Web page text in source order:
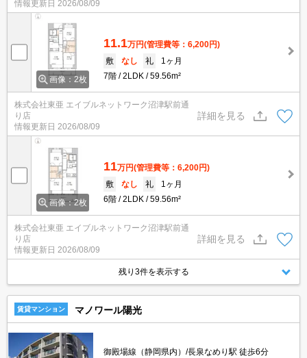
情報更新日 2026/08/09
画像：2枚
11.1万円(管理費等：6,200円)
敷
なし 礼
1ヶ月
7階
2LDK 59.56m²
株式会社東亜 エイブルネットワーク沼津駅前通
り店
情報更新日 2026/08/09
詳細を見る
画像：2枚
11万円(管理費等：6,200円)
敷
なし 礼
1ヶ月
6階
2LDK 59.56m²
株式会社東亜 エイブルネットワーク沼津駅前通
り店
情報更新日 2026/08/09
詳細を見る
残り3件を表示する
賃貸マンション マノワール陽光
御殿場線（静岡県内）/長泉なめり駅 徒歩6分